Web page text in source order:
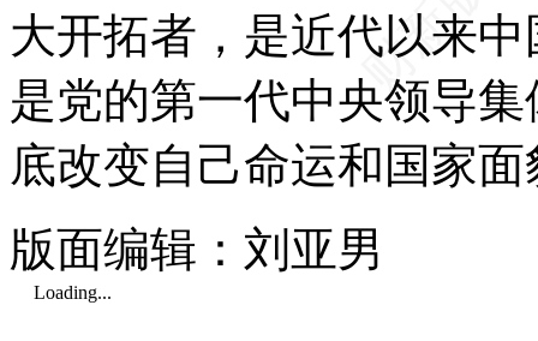
大开拓者，是近代以来
是党的第一代中央领导
底改变自己命运和国家
版面编辑：刘亚男
Loading...